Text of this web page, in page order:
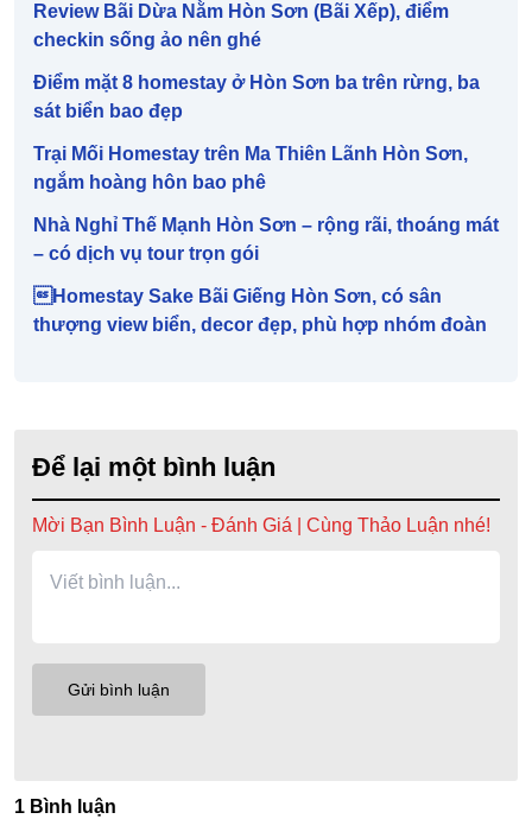
Review Bãi Dừa Nằm Hòn Sơn (Bãi Xếp), điểm
checkin sống ảo nên ghé
Điểm mặt 8 homestay ở Hòn Sơn ba trên rừng, ba
sát biển bao đẹp
Trại Mối Homestay trên Ma Thiên Lãnh Hòn Sơn,
ngắm hoàng hôn bao phê
Nhà Nghỉ Thế Mạnh Hòn Sơn – rộng rãi, thoáng mát
– có dịch vụ tour trọn gói
Homestay Sake Bãi Giếng Hòn Sơn, có sân
thượng view biển, decor đẹp, phù hợp nhóm đoàn
Để lại một bình luận
Mời Bạn Bình Luận - Đánh Giá | Cùng Thảo Luận nhé!
1 Bình luận